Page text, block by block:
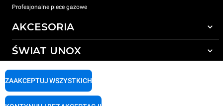
Profesjonalne piece gazowe
AKCESORIA
Wszystkie akcesoria
Detergenty do ręcznego mycia
Uzdatnianie wody z filtrem żywicznym
ŚWIAT UNOX
ZAAKCEPTUJ WSZYSTKICH